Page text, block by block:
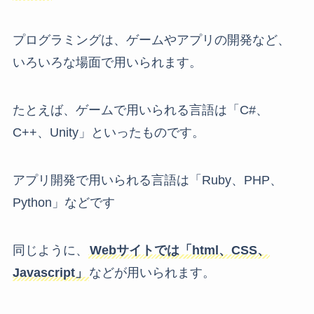
プログラミングは、ゲームやアプリの開発など、
いろいろな場面で用いられます。
たとえば、ゲームで用いられる言語は「C#、
C++、Unity」といったものです。
アプリ開発で用いられる言語は「Ruby、PHP、
Python」などです
同じように、
Webサイトでは「html、CSS、
Javascript」
などが用いられます。